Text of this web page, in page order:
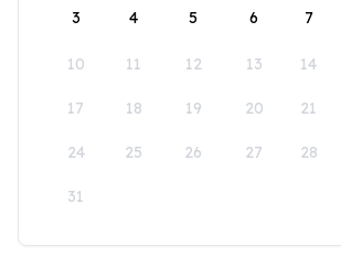
3 4 5 6 7
10 11 12 13 14
17 18 19 20 21
24 25 26 27 28
31